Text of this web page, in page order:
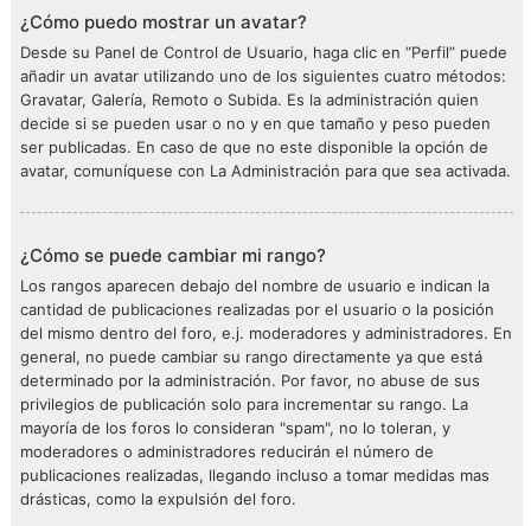
¿Cómo puedo mostrar un avatar?
Desde su Panel de Control de Usuario, haga clic en “Perfil” puede
añadir un avatar utilizando uno de los siguientes cuatro métodos:
Gravatar, Galería, Remoto o Subida. Es la administración quien
decide si se pueden usar o no y en que tamaño y peso pueden
ser publicadas. En caso de que no este disponible la opción de
avatar, comuníquese con La Administración para que sea activada.
¿Cómo se puede cambiar mi rango?
Los rangos aparecen debajo del nombre de usuario e indican la
cantidad de publicaciones realizadas por el usuario o la posición
del mismo dentro del foro, e.j. moderadores y administradores. En
general, no puede cambiar su rango directamente ya que está
determinado por la administración. Por favor, no abuse de sus
privilegios de publicación solo para incrementar su rango. La
mayoría de los foros lo consideran "spam", no lo toleran, y
moderadores o administradores reducirán el número de
publicaciones realizadas, llegando incluso a tomar medidas mas
drásticas, como la expulsión del foro.